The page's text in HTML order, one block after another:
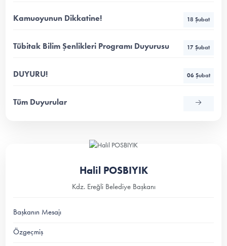
Kamuoyunun Dikkatine! 18 Şubat
Tübitak Bilim Şenlikleri Programı Duyurusu 17 Şubat
DUYURU! 06 Şubat
Tüm Duyurular
Halil POSBIYIK
Kdz. Ereğli Belediye Başkanı
Başkanın Mesajı
Özgeçmiş